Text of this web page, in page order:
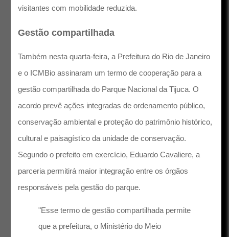
visitantes com mobilidade reduzida.
Gestão compartilhada
Também nesta quarta-feira, a Prefeitura do Rio de Janeiro
e o ICMBio assinaram um termo de cooperação para a
gestão compartilhada do Parque Nacional da Tijuca. O
acordo prevê ações integradas de ordenamento público,
conservação ambiental e proteção do patrimônio histórico,
cultural e paisagístico da unidade de conservação.
Segundo o prefeito em exercício, Eduardo Cavaliere, a
parceria permitirá maior integração entre os órgãos
responsáveis pela gestão do parque.
"Esse termo de gestão compartilhada permite
que a prefeitura, o Ministério do Meio